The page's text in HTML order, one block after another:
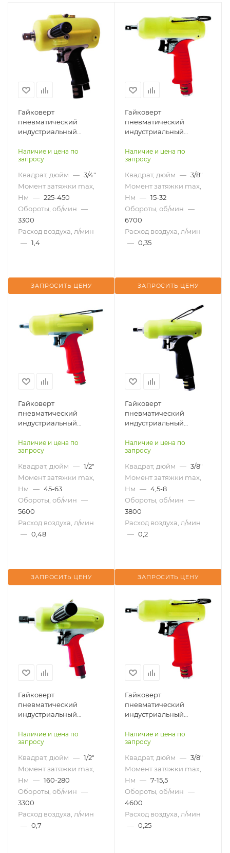
Гайковерт
пневматический
индустриальный
импульсный AIRPRO
AOB250P-W
Наличие и цена по
запросу
Квадрат, дюйм — 3/4"
Момент затяжки max,
Нм — 225-450
Обороты, об/мин —
3300
Расход воздуха, л/мин
— 1,4
ЗАПРОСИТЬ ЦЕНУ
Гайковерт
пневматический
индустриальный
импульсный AIRPRO
AOB60P-W
Наличие и цена по
запросу
Квадрат, дюйм — 3/8"
Момент затяжки max,
Нм — 15-32
Обороты, об/мин —
6700
Расход воздуха, л/мин
— 0,35
ЗАПРОСИТЬ ЦЕНУ
Гайковерт
пневматический
индустриальный
импульсный AIRPRO
AOB81P-W
Наличие и цена по
запросу
Квадрат, дюйм — 1/2"
Момент затяжки max,
Нм — 45-63
Обороты, об/мин —
5600
Расход воздуха, л/мин
— 0,48
ЗАПРОСИТЬ ЦЕНУ
Гайковерт
пневматический
индустриальный
импульсный AIRPRO
AOB40P-W
Наличие и цена по
запросу
Квадрат, дюйм — 3/8"
Момент затяжки max,
Нм — 4,5-8
Обороты, об/мин —
3800
Расход воздуха, л/мин
— 0,2
ЗАПРОСИТЬ ЦЕНУ
Гайковерт
пневматический
индустриальный
импульсный AIRPRO
AOB180P-W
Наличие и цена по
запросу
Квадрат, дюйм — 1/2"
Момент затяжки max,
Нм — 160-280
Обороты, об/мин —
3300
Расход воздуха, л/мин
— 0,7
Гайковерт
пневматический
индустриальный
импульсный AIRPRO
AOB50P-W
Наличие и цена по
запросу
Квадрат, дюйм — 3/8"
Момент затяжки max,
Нм — 7-15,5
Обороты, об/мин —
4600
Расход воздуха, л/мин
— 0,25